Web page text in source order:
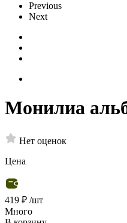
Previous
Next
Монилиа
Нет оценок
Цена
419 ₽ /шт
Много